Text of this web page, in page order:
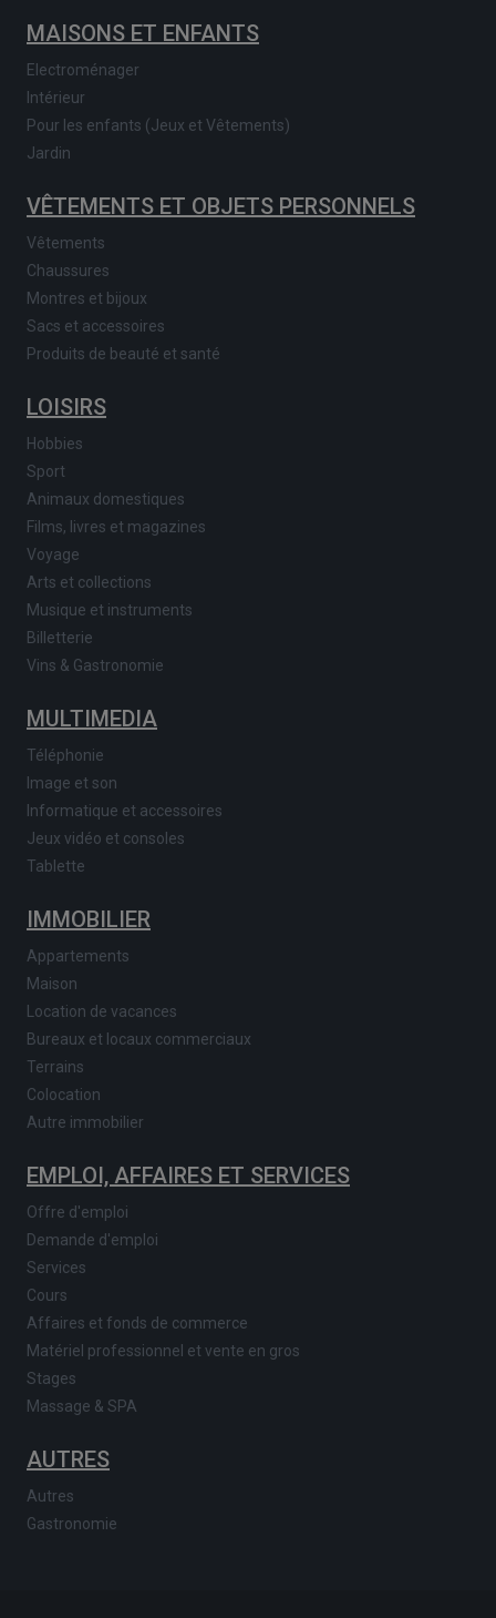
MAISONS ET ENFANTS
Electroménager
Intérieur
Pour les enfants (Jeux et Vêtements)
Jardin
VÊTEMENTS ET OBJETS PERSONNELS
Vêtements
Chaussures
Montres et bijoux
Sacs et accessoires
Produits de beauté et santé
LOISIRS
Hobbies
Sport
Animaux domestiques
Films, livres et magazines
Voyage
Arts et collections
Musique et instruments
Billetterie
Vins & Gastronomie
MULTIMEDIA
Téléphonie
Image et son
Informatique et accessoires
Jeux vidéo et consoles
Tablette
IMMOBILIER
Appartements
Maison
Location de vacances
Bureaux et locaux commerciaux
Terrains
Colocation
Autre immobilier
EMPLOI, AFFAIRES ET SERVICES
Offre d'emploi
Demande d'emploi
Services
Cours
Affaires et fonds de commerce
Matériel professionnel et vente en gros
Stages
Massage & SPA
AUTRES
Autres
Gastronomie